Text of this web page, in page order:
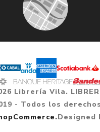
Librería Vila.
- Todos los
Designed